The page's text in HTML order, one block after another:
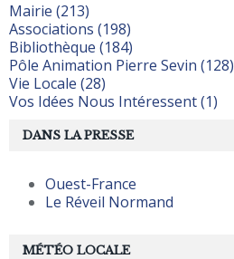
Mairie (213)
Associations (198)
Bibliothèque (184)
Pôle Animation Pierre Sevin (128)
Vie Locale (28)
Vos Idées Nous Intéressent (1)
MÉTÉO LOCALE
DANS LA PRESSE
Ouest-France
Le Réveil Normand